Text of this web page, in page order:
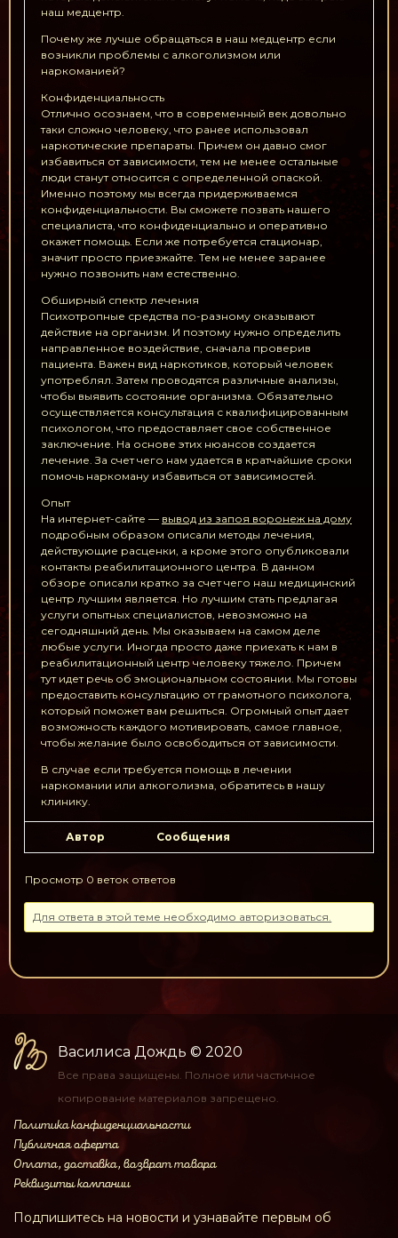
наш медцентр.
Почему же лучше обращаться в наш медцентр если
возникли проблемы с алкоголизмом или
наркоманией?
Конфиденциальность
Отлично осознаем, что в современный век довольно
таки сложно человеку, что ранее использовал
наркотические препараты. Причем он давно смог
избавиться от зависимости, тем не менее остальные
люди станут относится с определенной опаской.
Именно поэтому мы всегда придерживаемся
конфиденциальности. Вы сможете позвать нашего
специалиста, что конфиденциально и оперативно
окажет помощь. Если же потребуется стационар,
значит просто приезжайте. Тем не менее заранее
нужно позвонить нам естественно.
Обширный спектр лечения
Психотропные средства по-разному оказывают
действие на организм. И поэтому нужно определить
направленное воздействие, сначала проверив
пациента. Важен вид наркотиков, который человек
употреблял. Затем проводятся различные анализы,
чтобы выявить состояние организма. Обязательно
осуществляется консультация с квалифицированным
психологом, что предоставляет свое собственное
заключение. На основе этих нюансов создается
лечение. За счет чего нам удается в кратчайшие сроки
помочь наркоману избавиться от зависимостей.
Опыт
На интернет-сайте — вывод из запоя воронеж на дому
подробным образом описали методы лечения,
действующие расценки, а кроме этого опубликовали
контакты реабилитационного центра. В данном
обзоре описали кратко за счет чего наш медицинский
центр лучшим является. Но лучшим стать предлагая
услуги опытных специалистов, невозможно на
сегодняшний день. Мы оказываем на самом деле
любые услуги. Иногда просто даже приехать к нам в
реабилитационный центр человеку тяжело. Причем
тут идет речь об эмоциональном состоянии. Мы готовы
предоставить консультацию от грамотного психолога,
который поможет вам решиться. Огромный опыт дает
возможность каждого мотивировать, самое главное,
чтобы желание было освободиться от зависимости.
В случае если требуется помощь в лечении
наркомании или алкоголизма, обратитесь в нашу
клинику.
Автор Сообщения
Просмотр 0 веток ответов
Для ответа в этой теме необходимо авторизоваться.
Василиса Дождь © 2020
Все права защищены. Полное или частичное
копирование материалов запрещено.
Политика конфиденциальности
Публичная оферта
Оплата, доставка, возврат товара
Реквизиты компании
Подпишитесь на новости и узнавайте первым об